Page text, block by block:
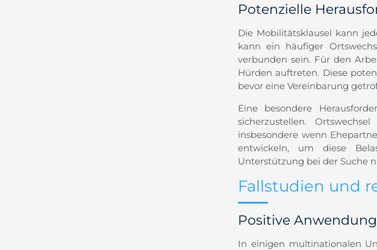
Potenzielle
Die Mobilitätsklausel kann
kann ein häufiger
verbunden sein. Für den
Hürden auftreten. Diese
bevor eine Vereinbarung
Eine besondere
sicherzustellen.
insbesondere wenn
entwickeln, um diese
Unterstützung bei der Suche
Fallstudien und
Positive
In einigen multinationalen